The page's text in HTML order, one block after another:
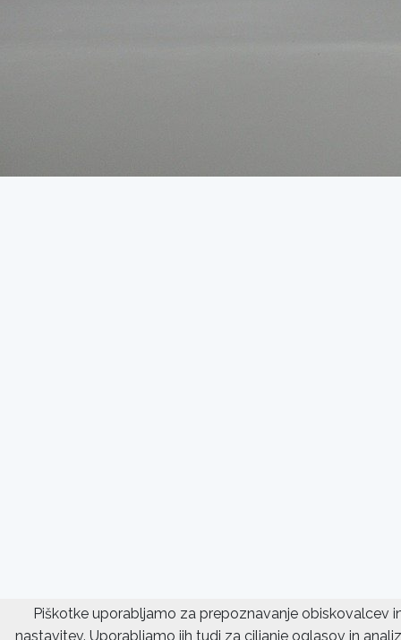
Piškotke uporabljamo za prepoznavanje obiskovalcev
nastavitev. Uporabljamo jih tudi za ciljanje oglasov in